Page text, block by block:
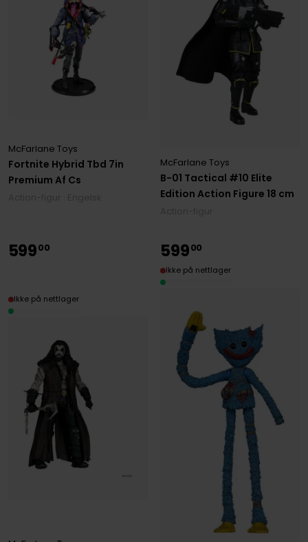
Fortnite Hybrid Tbd 7in
Premium Af Cs
McFarlane Toys
B-01 Tactical #10 Elite
Edition Action Figure 18 cm
McFarlane Toys
59900
Ikke på nettlager
59900
Ikke på nettlager